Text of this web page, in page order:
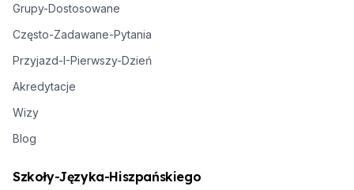
Grupy-Dostosowane
Często-Zadawane-Pytania
Przyjazd-I-Pierwszy-Dzień
Akredytacje
Wizy
Blog
Szkoły-Języka-Hiszpańskiego